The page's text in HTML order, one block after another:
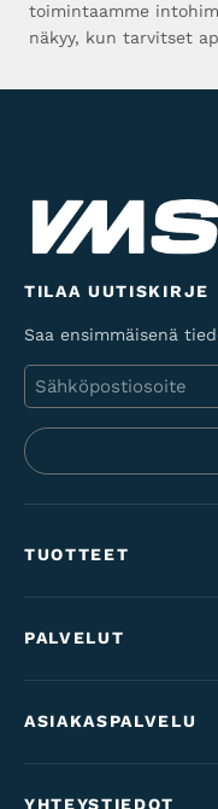
toimintaamme
näkyy, kun tarvitset
TILAA UUTISKIRJE
Saa ensimmäisenä
Sähköposti
TUOTTEET
Maantie & gravel
Lastenpyörät
PALVELUT
Työsuhdepyörät
ASIAKASPALVELU
YHTEYSTIEDOT